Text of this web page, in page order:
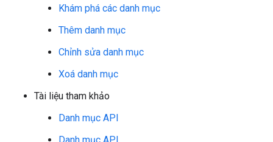
Khám phá các danh mục
Thêm danh mục
Chỉnh sửa danh mục
Xoá danh mục
Tài liệu tham khảo
Danh mục API